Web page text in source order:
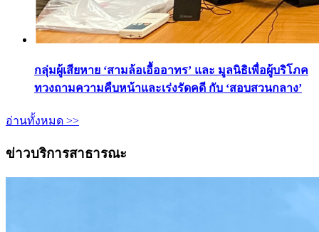
กลุ่มผู้เสียหาย ‘สามล้อเอื้ออาทร’ และ มูลนิธิเพื่อผู้บริโภค
ทวงถามความคืบหน้าและเร่งรัดคดี กับ ‘สอบสวนกลาง’
อ่านทั้งหมด >>
ข่าวบริการสาธารณะ